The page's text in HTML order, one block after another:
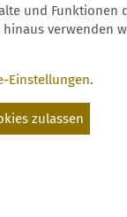
und Funktionen
verwenden
Einstellungen.
zulassen